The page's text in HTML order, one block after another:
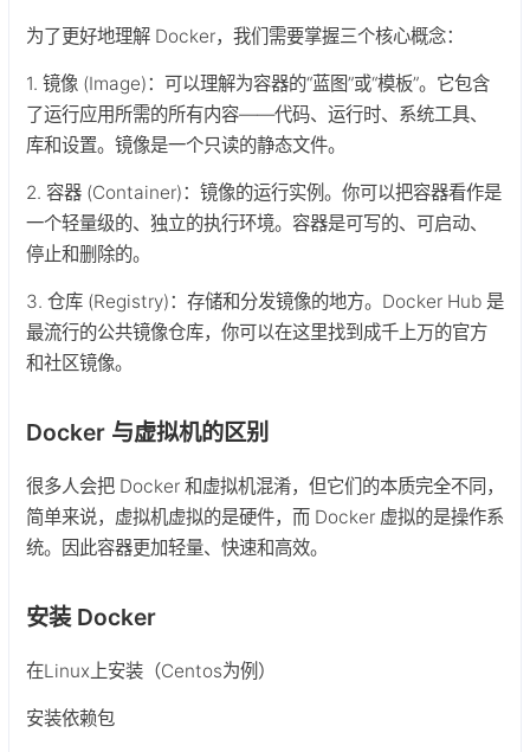
为了更好地理解 Docker，我们需要掌握三个核心概念：
1. 镜像 (Image)：可以理解为容器的“蓝图”或“模板”。它包含
了运行应用所需的所有内容——代码、运行时、系统工具、
库和设置。镜像是一个只读的静态文件。
2. 容器 (Container)：镜像的运行实例。你可以把容器看作是
一个轻量级的、独立的执行环境。容器是可写的、可启动、
停止和删除的。
3. 仓库 (Registry)：存储和分发镜像的地方。Docker Hub 是
最流行的公共镜像仓库，你可以在这里找到成千上万的官方
和社区镜像。
Docker 与虚拟机的区别
很多人会把 Docker 和虚拟机混淆，但它们的本质完全不同，
简单来说，虚拟机虚拟的是硬件，而 Docker 虚拟的是操作系
统。因此容器更加轻量、快速和高效。
安装 Docker
在Linux上安装（Centos为例）
安装依赖包